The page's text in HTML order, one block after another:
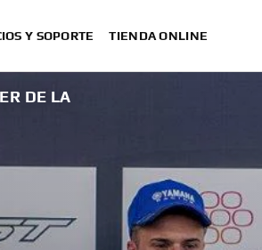
Y SOPORTE TIENDA ONLINE
DE LA